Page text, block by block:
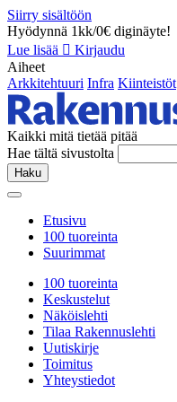
Siirry sisältöön
Hyödynnä 1kk/0€ diginäyte!
Lue lisää
Kirjaudu
Aiheet
Arkkitehtuuri Infra Kiinteistöt
Kaikki mitä tietää pitää
Hae tältä sivustolta
Haku
Etusivu
100 tuoreinta
Suurimmat
100 tuoreinta
Keskustelut
Näköislehti
Tilaa Rakennuslehti
Uutiskirje
Toimitus
Yhteystiedot